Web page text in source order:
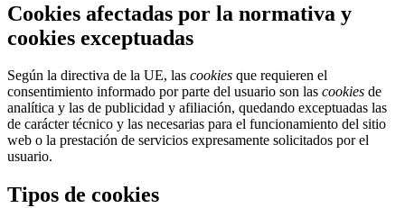
Cookies afectadas por la normativa y
cookies exceptuadas
Según la directiva de la UE, las cookies que requieren el
consentimiento informado por parte del usuario son las cookies de
analítica y las de publicidad y afiliación, quedando exceptuadas las
de carácter técnico y las necesarias para el funcionamiento del sitio
web o la prestación de servicios expresamente solicitados por el
usuario.
Tipos de cookies